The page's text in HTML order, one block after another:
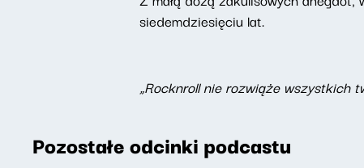
siedemdziesięciu lat.
„Rocknroll nie rozwiąże wszystkich
Pozostałe odcinki podcastu